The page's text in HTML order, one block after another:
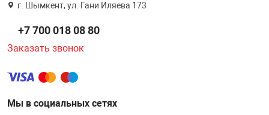
г. Шымкент, ул. Гани Иляева 173
+7 700 018 08 80
Заказать звонок
Мы в социальных сетях